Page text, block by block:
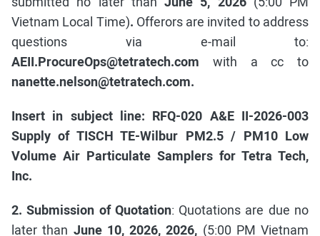
Vietnam Local Time). Offerors are invited to address
questions via e-mail to:
AEII.ProcureOps@tetratech.com with a cc to
nanette.nelson@tetratech.com.
Insert in subject line: RFQ-020 A&E II-2026-003
Supply of TISCH TE-Wilbur PM2.5 / PM10 Low
Volume Air Particulate Samplers for Tetra Tech,
Inc.
2. Submission of Quotation: Quotations are due no
later than June 10, 2026, 2026, (5:00 PM Vietnam